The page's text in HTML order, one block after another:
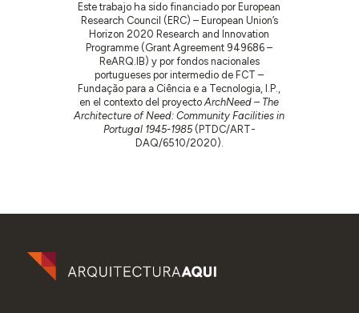
Este trabajo ha sido financiado por European
Research Council (ERC) – European Union’s
Horizon 2020 Research and Innovation
Programme (Grant Agreement 949686 –
ReARQ.IB) y por fondos nacionales
portugueses por intermedio de FCT –
Fundação para a Ciência e a Tecnologia, I.P.,
en el contexto del proyectoArchNeed – The
Architecture of Need: Community Facilities in
Portugal 1945-1985(PTDC/ART-
DAQ/6510/2020).